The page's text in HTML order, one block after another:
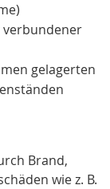
verbundener
gelagerten
Brand,
wie z. B.